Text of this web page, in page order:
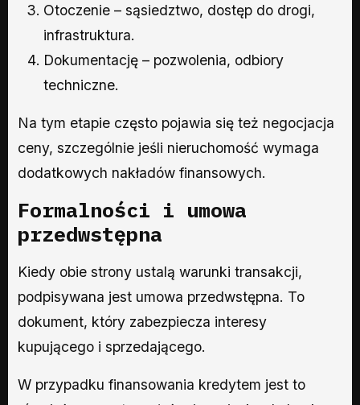
Otoczenie – sąsiedztwo, dostęp do drogi,
infrastruktura.
Dokumentację – pozwolenia, odbiory
techniczne.
Na tym etapie często pojawia się też negocjacja
ceny, szczególnie jeśli nieruchomość wymaga
dodatkowych nakładów finansowych.
Formalności i umowa
przedwstępna
Kiedy obie strony ustalą warunki transakcji,
podpisywana jest umowa przedwstępna. To
dokument, który zabezpiecza interesy
kupującego i sprzedającego.
W przypadku finansowania kredytem jest to